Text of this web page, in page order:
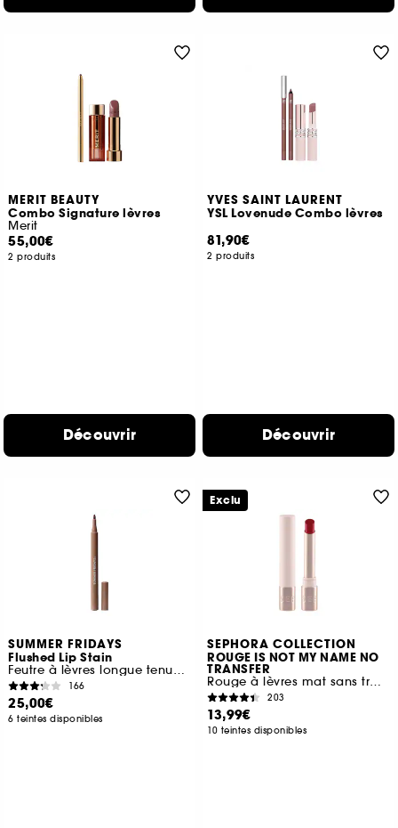
MERIT BEAUTY
Combo Signature lèvres
Merit
55,00€
2 produits
Découvrir
YVES SAINT LAURENT
YSL Lovenude Combo lèvres
81,90€
2 produits
Découvrir
SUMMER FRIDAYS
Flushed Lip Stain
Feutre à lèvres longue tenue sans transfert
166
25,00€
6 teintes disponibles
SEPHORA COLLECTION
ROUGE IS NOT MY NAME NO
TRANSFER
Rouge à lèvres mat sans transfert
203
13,99€
10 teintes disponibles
Exclu